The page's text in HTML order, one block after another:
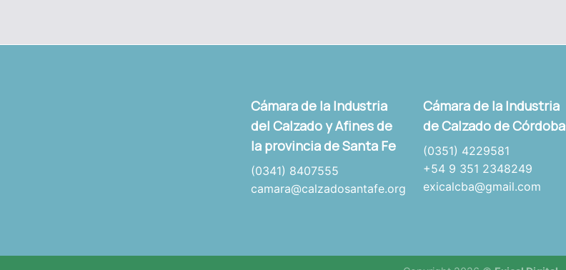
Cámara de la Industria
del Calzado y Afines de
la provincia de Santa Fe
(0341) 8407555
camara@calzadosantafe.org
Cámara de la Industria
de Calzado de Córdoba
(0351) 4229581
+54 9 351 2348249
exicalcba@gmail.com